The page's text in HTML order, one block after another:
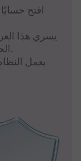
افتح
يسري هذا
الحسابات التي يتم شحنها حتى 31.08.2026.
يعمل